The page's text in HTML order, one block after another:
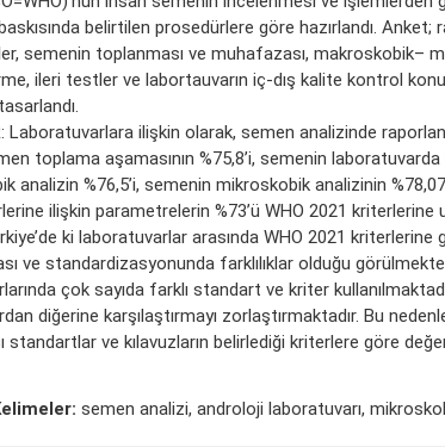
belirtilen prosedürlere göre hazırlandı. Anket;
semenin toplanması ve muhafazası, makroskobik–
ileri testler ve labortauvarın iç-dış kalite kontrol
Laboratuvarlara ilişkin olarak, semen analizinde
toplama aşamasının %75,8’i, semenin
analizin %76,5’i, semenin mikroskobik analizinin
ilişkin parametrelerin %73’ü WHO 2021 kriterlerine
ki laboratuvarlar arasında WHO 2021
ve standardizasyonunda farklılıklar olduğu
çok sayıda farklı standart ve kriter
diğerine karşılaştırmayı zorlaştırmaktadır. Bu
standartlar ve kılavuzların belirlediği kriterlere göre
semen analizi, androloji laboratuvarı,